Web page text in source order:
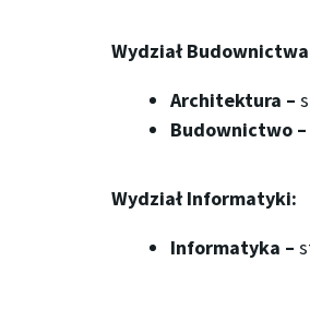
Wydział
Architektura –
Budownictwo –
Wydział Informatyki:
Informatyka –